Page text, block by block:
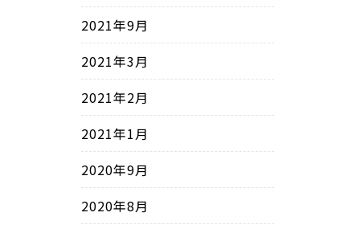
2021年9月
2021年3月
2021年2月
2021年1月
2020年9月
2020年8月